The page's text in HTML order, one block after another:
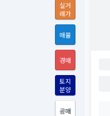
실거
래가
매물
경매
토지
분양
공매